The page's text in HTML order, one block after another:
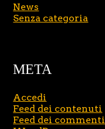
News
Senza categoria
META
Accedi
Feed dei contenuti
Feed dei commenti